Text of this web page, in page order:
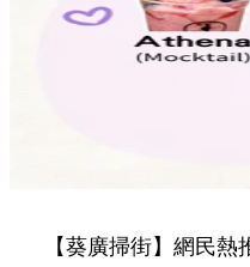
【葵廣掃街】網民熱